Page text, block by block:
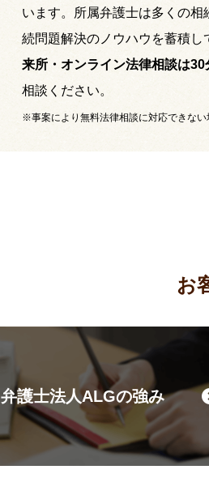
います。所属弁護士は多くの
続問題解決のノウハウを蓄積し
来所・オンライン法律相談は30
相談ください。
※事案により無料法律相談に対応できない
お
弁護士法人ALGの強み